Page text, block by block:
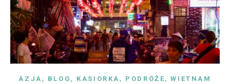
AZJA , BLOG, KASIORKA, PODRÓŻE,WIETNAM